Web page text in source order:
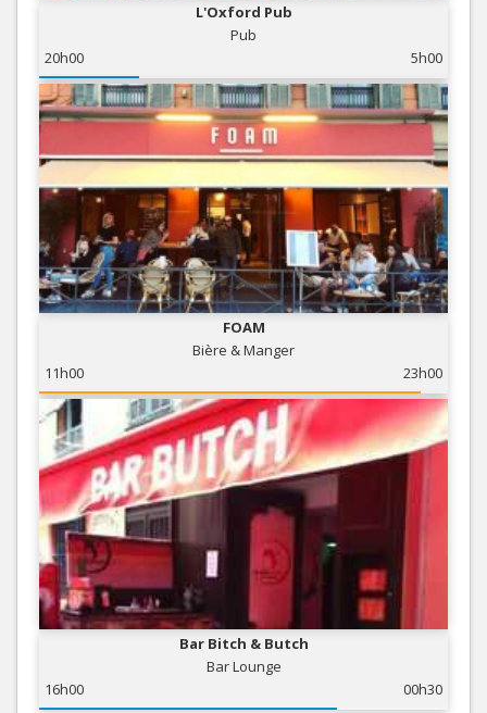
L'Oxford Pub
Pub
20h00
5h00
FOAM
Bière & Manger
11h00
23h00
Bar Bitch & Butch
Bar Lounge
16h00
00h30